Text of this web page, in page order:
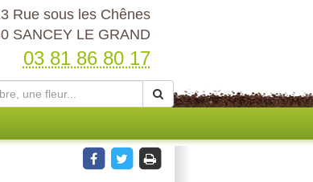
Rue sous les Chênes
SANCEY LE GRAND
03 81 86 80 17